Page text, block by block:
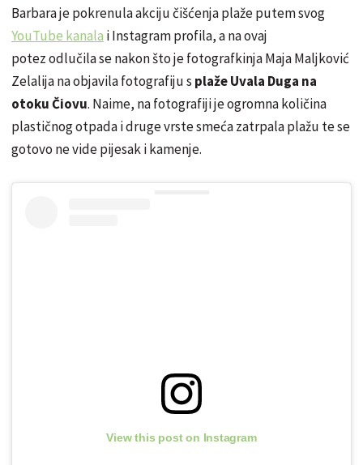
Barbara je pokrenula akciju čišćenja plaže putem svog
YouTube kanala i Instagram profila, a na ovaj
potez odlučila se nakon što je fotografkinja Maja Maljković
Zelalija na objavila fotografiju s plaže Uvala Duga na
otoku Čiovu. Naime, na fotografiji je ogromna količina
plastičnog otpada i druge vrste smeća zatrpala plažu te se
gotovo ne vide pijesak i kamenje.
View this post on Instagram